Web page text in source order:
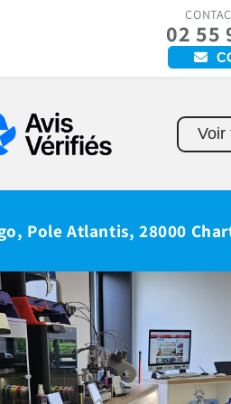
02 55
Voir
Pole Atlantis, 28000